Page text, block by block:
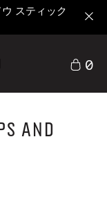
スティック
0
AND